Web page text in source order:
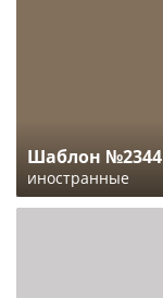
Шаблон №2344
иностранные